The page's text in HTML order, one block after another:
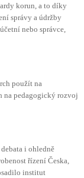
korun, a to díky
správy a údržby
nebo správce,
použít na
na pedagogický rozvoj
i ohledně
řízení Česka,
institut